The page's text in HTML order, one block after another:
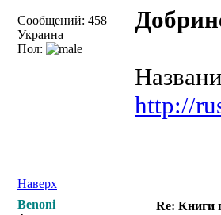
Сообщений: 458
Украина
Пол:
http://
Наверх
Benoni
Re: Книги